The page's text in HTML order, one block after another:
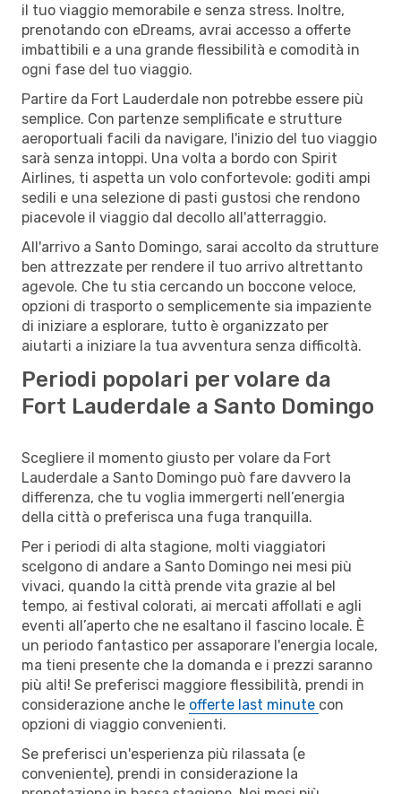
il tuo viaggio memorabile e senza stress. Inoltre,
prenotando con eDreams, avrai accesso a offerte
imbattibili e a una grande flessibilità e comodità in
ogni fase del tuo viaggio.
Partire da Fort Lauderdale non potrebbe essere più
semplice. Con partenze semplificate e strutture
aeroportuali facili da navigare, l'inizio del tuo viaggio
sarà senza intoppi. Una volta a bordo con Spirit
Airlines, ti aspetta un volo confortevole: goditi ampi
sedili e una selezione di pasti gustosi che rendono
piacevole il viaggio dal decollo all'atterraggio.
All'arrivo a Santo Domingo, sarai accolto da strutture
ben attrezzate per rendere il tuo arrivo altrettanto
agevole. Che tu stia cercando un boccone veloce,
opzioni di trasporto o semplicemente sia impaziente
di iniziare a esplorare, tutto è organizzato per
aiutarti a iniziare la tua avventura senza difficoltà.
Periodi popolari per volare da
Fort Lauderdale a Santo Domingo
Scegliere il momento giusto per volare da Fort
Lauderdale a Santo Domingo può fare davvero la
differenza, che tu voglia immergerti nell’energia
della città o preferisca una fuga tranquilla.
Per i periodi di alta stagione, molti viaggiatori
scelgono di andare a Santo Domingo nei mesi più
vivaci, quando la città prende vita grazie al bel
tempo, ai festival colorati, ai mercati affollati e agli
eventi all’aperto che ne esaltano il fascino locale. È
un periodo fantastico per assaporare l'energia locale,
ma tieni presente che la domanda e i prezzi saranno
più alti! Se preferisci maggiore flessibilità, prendi in
considerazione anche le offerte last minute con
opzioni di viaggio convenienti.
Se preferisci un'esperienza più rilassata (e
conveniente), prendi in considerazione la